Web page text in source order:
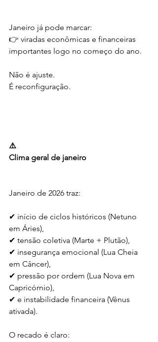
Janeiro já pode marcar:
👉 viradas econômicas e financeiras
importantes logo no começo do ano.
Não é ajuste.
É reconfiguração.
⚠️
Clima geral de janeiro
Janeiro de 2026 traz:
✔ início de ciclos históricos (Netuno
em Áries),
✔ tensão coletiva (Marte + Plutão),
✔ insegurança emocional (Lua Cheia
em Câncer),
✔ pressão por ordem (Lua Nova em
Capricórnio),
✔ e instabilidade financeira (Vênus
ativada).
O recado é claro: